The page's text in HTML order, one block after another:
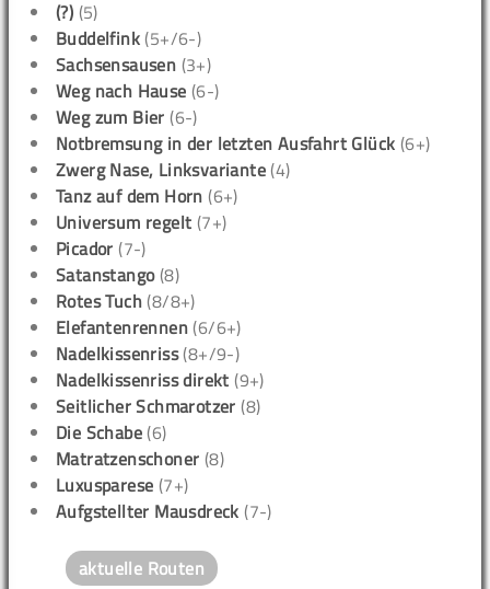
(?) (5)
Buddelfink (5+/6-)
Sachsensausen (3+)
Weg nach Hause (6-)
Weg zum Bier (6-)
Notbremsung in der letzten Ausfahrt Glück (6+)
Zwerg Nase, Linksvariante (4)
Tanz auf dem Horn (6+)
Universum regelt (7+)
Picador (7-)
Satanstango(8)
Rotes Tuch (8/8+)
Elefantenrennen (6/6+)
Nadelkissenriss(8+/9-)
Nadelkissenriss direkt (9+)
Seitlicher Schmarotzer (8)
Die Schabe (6)
Matratzenschoner (8)
Luxusparese (7+)
Aufgstellter Mausdreck (7-)
aktuelle Routen